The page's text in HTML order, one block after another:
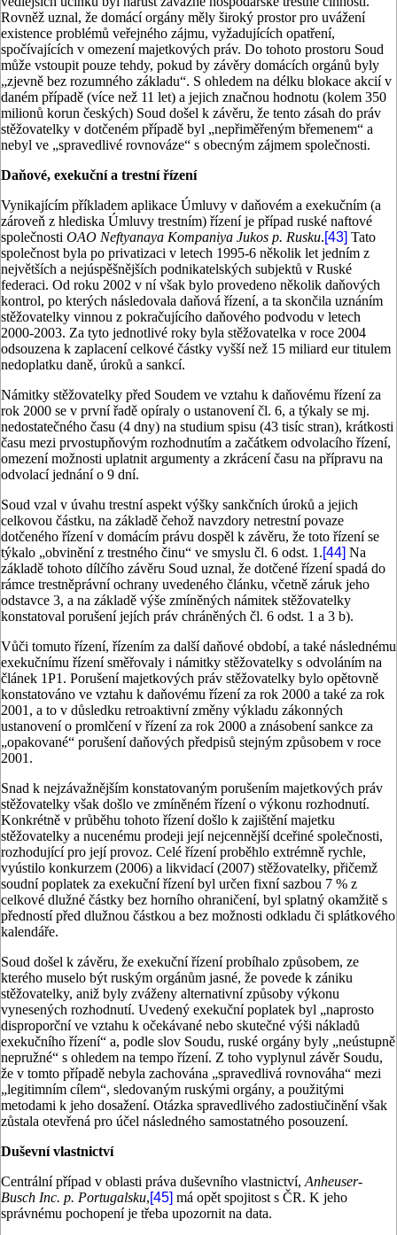
Rovněž uznal, že domácí orgány měly široký prostor pro uvážení
existence problémů veřejného zájmu, vyžadujících opatření,
spočívajících v omezení majetkových práv. Do tohoto prostoru Soud
může vstoupit pouze tehdy, pokud by závěry domácích orgánů byly
„zjevně bez rozumného základu“. S ohledem na délku blokace akcií v
daném případě (více než 11 let) a jejich značnou hodnotu (kolem 350
milionů korun českých) Soud došel k závěru, že tento zásah do práv
stěžovatelky v dotčeném případě byl „nepřiměřeným břemenem“ a
nebyl ve „spravedlivé rovnováze“ s obecným zájmem společnosti.
Daňové, exekuční a trestní řízení
Vynikajícím příkladem aplikace Úmluvy v daňovém a exekučním (a
zároveň z hlediska Úmluvy trestním) řízení je případ ruské naftové
společnosti OAO Neftyanaya Kompaniya Jukos p. Rusku.[43] Tato
společnost byla po privatizaci v letech 1995-6 několik let jedním z
největších a nejúspěšnějších podnikatelských subjektů v Ruské
federaci. Od roku 2002 v ní však bylo provedeno několik daňových
kontrol, po kterých následovala daňová řízení, a ta skončila uznáním
stěžovatelky vinnou z pokračujícího daňového podvodu v letech
2000-2003. Za tyto jednotlivé roky byla stěžovatelka v roce 2004
odsouzena k zaplacení celkové částky vyšší než 15 miliard eur titulem
nedoplatku daně, úroků a sankcí.
Námitky stěžovatelky před Soudem ve vztahu k daňovému řízení za
rok 2000 se v první řadě opíraly o ustanovení čl. 6, a týkaly se mj.
nedostatečného času (4 dny) na studium spisu (43 tisíc stran), krátkosti
času mezi prvostupňovým rozhodnutím a začátkem odvolacího řízení,
omezení možnosti uplatnit argumenty a zkrácení času na přípravu na
odvolací jednání o 9 dní.
Soud vzal v úvahu trestní aspekt výšky sankčních úroků a jejich
celkovou částku, na základě čehož navzdory netrestní povaze
dotčeného řízení v domácím právu dospěl k závěru, že toto řízení se
týkalo „obvinění z trestného činu“ ve smyslu čl. 6 odst. 1.[44] Na
základě tohoto dílčího závěru Soud uznal, že dotčené řízení spadá do
rámce trestněprávní ochrany uvedeného článku, včetně záruk jeho
odstavce 3, a na základě výše zmíněných námitek stěžovatelky
konstatoval porušení jejích práv chráněných čl. 6 odst. 1 a 3 b).
Vůči tomuto řízení, řízením za další daňové období, a také následnému
exekučnímu řízení směřovaly i námitky stěžovatelky s odvoláním na
článek 1P1. Porušení majetkových práv stěžovatelky bylo opětovně
konstatováno ve vztahu k daňovému řízení za rok 2000 a také za rok
2001, a to v důsledku retroaktivní změny výkladu zákonných
ustanovení o promlčení v řízení za rok 2000 a znásobení sankce za
„opakované“ porušení daňových předpisů stejným způsobem v roce
2001.
Snad k nejzávažnějším konstatovaným porušením majetkových práv
stěžovatelky však došlo ve zmíněném řízení o výkonu rozhodnutí.
Konkrétně v průběhu tohoto řízení došlo k zajištění majetku
stěžovatelky a nucenému prodeji její nejcennější dceřiné společnosti,
rozhodující pro její provoz. Celé řízení proběhlo extrémně rychle,
vyústilo konkurzem (2006) a likvidací (2007) stěžovatelky, přičemž
soudní poplatek za exekuční řízení byl určen fixní sazbou 7 % z
celkové dlužné částky bez horního ohraničení, byl splatný okamžitě s
předností před dlužnou částkou a bez možnosti odkladu či splátkového
kalendáře.
Soud došel k závěru, že exekuční řízení probíhalo způsobem, ze
kterého muselo být ruským orgánům jasné, že povede k zániku
stěžovatelky, aniž byly zváženy alternativní způsoby výkonu
vynesených rozhodnutí. Uvedený exekuční poplatek byl „naprosto
disproporční ve vztahu k očekávané nebo skutečné výši nákladů
exekučního řízení“ a, podle slov Soudu, ruské orgány byly „neústupně
nepružné“ s ohledem na tempo řízení. Z toho vyplynul závěr Soudu,
že v tomto případě nebyla zachována „spravedlivá rovnováha“ mezi
„legitimním cílem“, sledovaným ruskými orgány, a použitými
metodami k jeho dosažení. Otázka spravedlivého zadostiučinění však
zůstala otevřená pro účel následného samostatného posouzení.
Duševní vlastnictví
Centrální případ v oblasti práva duševního vlastnictví, Anheuser-
Busch Inc. p. Portugalsku,[45] má opět spojitost s ČR. K jeho
správnému pochopení je třeba upozornit na data.